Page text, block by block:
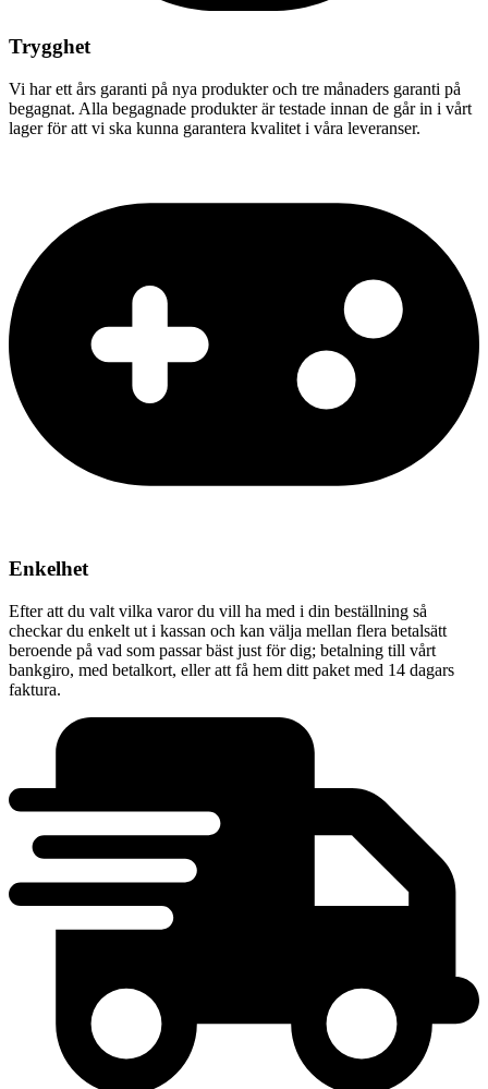
Trygghet
Vi har ett års garanti på nya produkter och tre månaders garanti på
begagnat. Alla begagnade produkter är testade innan de går in i vårt
lager för att vi ska kunna garantera kvalitet i våra leveranser.
Enkelhet
Efter att du valt vilka varor du vill ha med i din beställning så
checkar du enkelt ut i kassan och kan välja mellan flera betalsätt
beroende på vad som passar bäst just för dig; betalning till vårt
bankgiro, med betalkort, eller att få hem ditt paket med 14 dagars
faktura.